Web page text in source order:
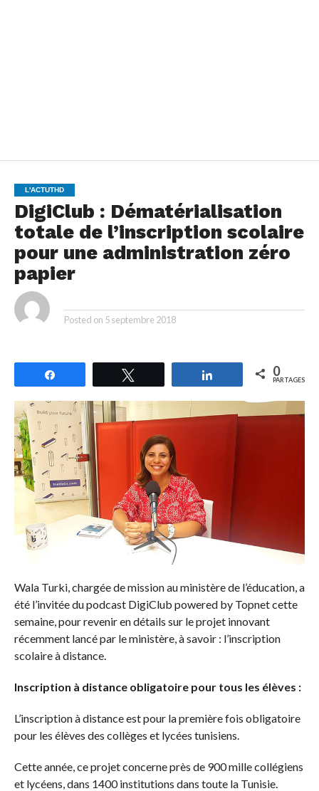
L'ACTUTHD
DigiClub : Dématérialisation
totale de l’inscription scolaire
pour une administration zéro
papier
Posted on 5 septembre 2018
Partagez 0
PARTAGES
Wala Turki, chargée de mission au ministère de l’éducation, a
été l’invitée du podcast DigiClub powered by Topnet cette
semaine, pour revenir en détails sur le projet innovant
récemment lancé par le ministère, à savoir : l’inscription
scolaire à distance.
Inscription à distance obligatoire pour tous les élèves :
L’inscription à distance est pour la première fois obligatoire
pour les élèves des collèges et lycées tunisiens.
Cette année, ce projet concerne près de 900 mille collégiens
et lycéens, dans 1400 institutions dans toute la Tunisie.